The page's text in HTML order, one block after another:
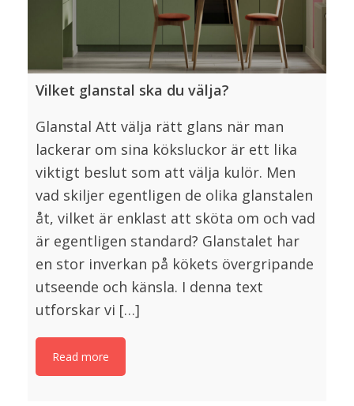
Vilket glanstal ska du välja?
Glanstal Att välja rätt glans när man
lackerar om sina köksluckor är ett lika
viktigt beslut som att välja kulör. Men
vad skiljer egentligen de olika glanstalen
åt, vilket är enklast att sköta om och vad
är egentligen standard? Glanstalet har
en stor inverkan på kökets övergripande
utseende och känsla. I denna text
utforskar vi […]
Read more